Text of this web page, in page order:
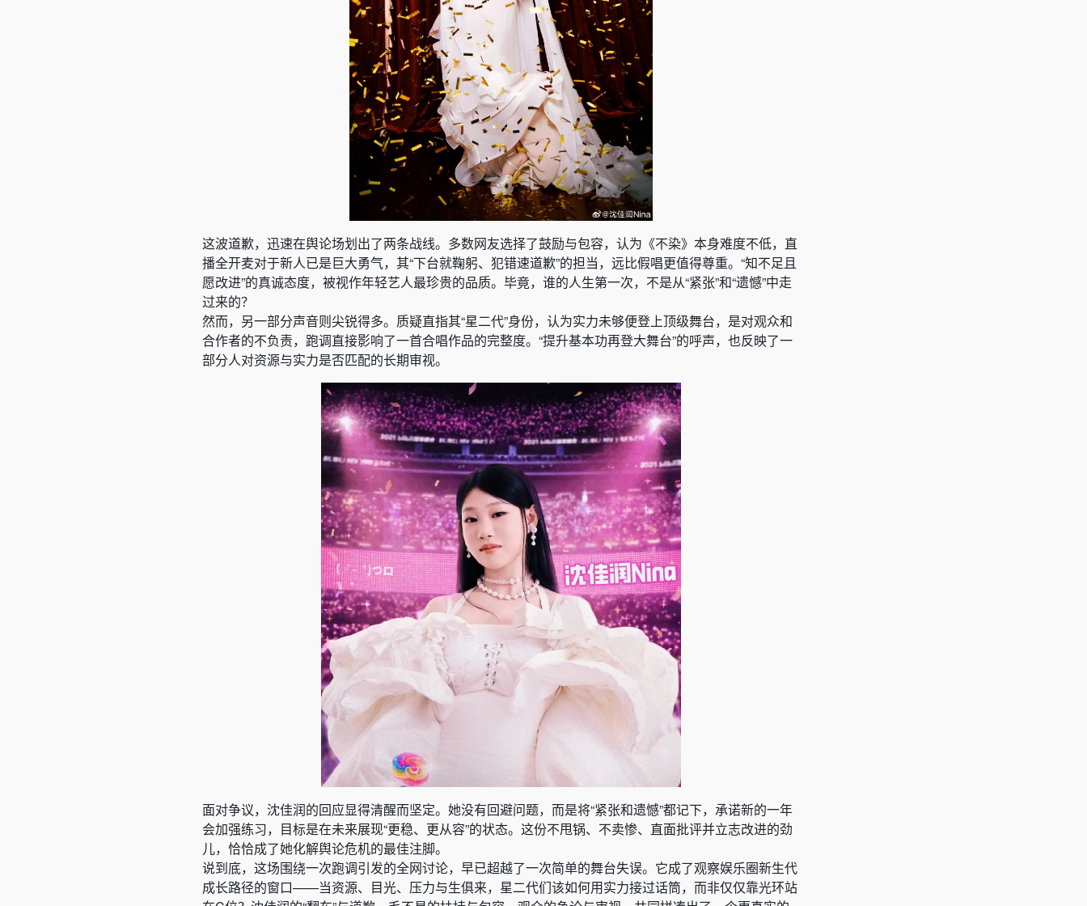
这波道歉，迅速在舆论场划出了两条战线。多数网友选择了鼓励与包容，认为《不染》本身难度不低，直
播全开麦对于新人已是巨大勇气，其“下台就鞠躬、犯错速道歉”的担当，远比假唱更值得尊重。“知不足且
愿改进”的真诚态度，被视作年轻艺人最珍贵的品质。毕竟，谁的人生第一次，不是从“紧张”和“遗憾”中走
过来的？
然而，另一部分声音则尖锐得多。质疑直指其“星二代”身份，认为实力未够便登上顶级舞台，是对观众和
合作者的不负责，跑调直接影响了一首合唱作品的完整度。“提升基本功再登大舞台”的呼声，也反映了一
部分人对资源与实力是否匹配的长期审视。
面对争议，沈佳润的回应显得清醒而坚定。她没有回避问题，而是将“紧张和遗憾”都记下，承诺新的一年
会加强练习，目标是在未来展现“更稳、更从容”的状态。这份不甩锅、不卖惨、直面批评并立志改进的劲
儿，恰恰成了她化解舆论危机的最佳注脚。
说到底，这场围绕一次跑调引发的全网讨论，早已超越了一次简单的舞台失误。它成了观察娱乐圈新生代
成长路径的窗口——当资源、目光、压力与生俱来，星二代们该如何用实力接过话筒，而非仅仅靠光环站